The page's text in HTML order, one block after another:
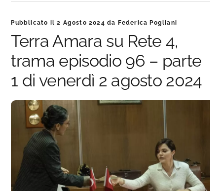
Pubblicato il2 Agosto 2024 da Federica Pogliani
Terra Amara su Rete 4,
trama episodio 96 – parte
1 di venerdì 2 agosto 2024